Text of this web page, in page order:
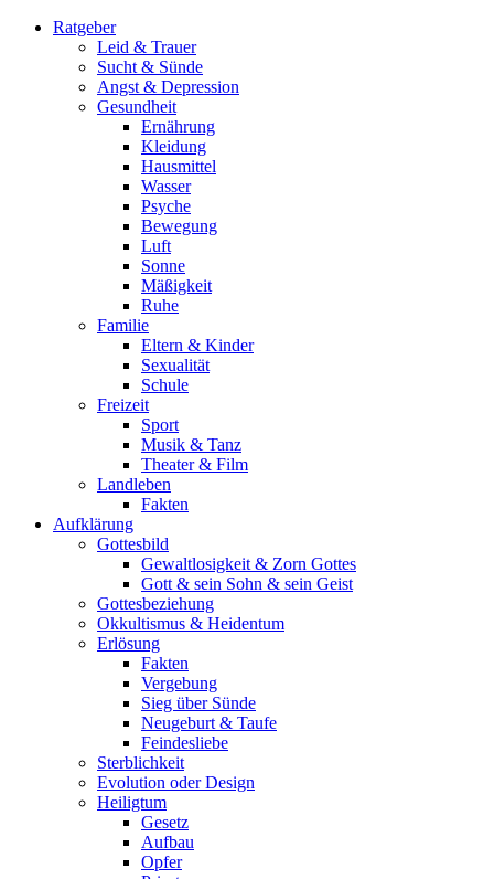
Ratgeber
Leid & Trauer
Sucht & Sünde
Angst & Depression
Gesundheit
Ernährung
Kleidung
Hausmittel
Wasser
Psyche
Bewegung
Luft
Sonne
Mäßigkeit
Ruhe
Familie
Eltern & Kinder
Sexualität
Schule
Freizeit
Sport
Musik & Tanz
Theater & Film
Landleben
Fakten
Aufklärung
Gottesbild
Gewaltlosigkeit & Zorn Gottes
Gott & sein Sohn & sein Geist
Gottesbeziehung
Okkultismus & Heidentum
Erlösung
Fakten
Vergebung
Sieg über Sünde
Neugeburt & Taufe
Feindesliebe
Sterblichkeit
Evolution oder Design
Heiligtum
Gesetz
Aufbau
Opfer